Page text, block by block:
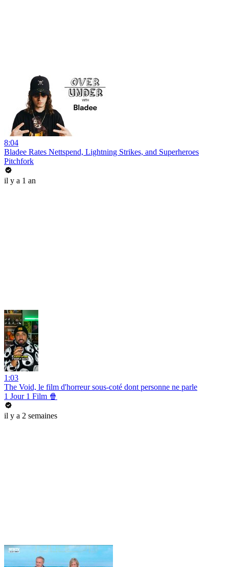
8:04
Bladee Rates Nettspend, Lightning Strikes, and Superheroes
Pitchfork
il y a 1 an
1:03
The Void, le film d'horreur sous-coté dont personne ne parle
1 Jour 1 Film 🍿
il y a 2 semaines